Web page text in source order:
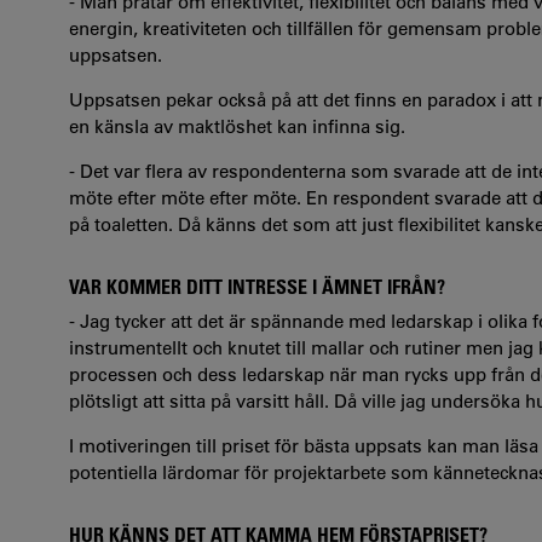
energin, kreativiteten och tillfällen för gemensam
uppsatsen.
Uppsatsen pekar också på att det finns en paradox i
en känsla av maktlöshet kan infinna sig.
- Det var flera av respondenterna som svarade att de
möte efter möte efter möte. En respondent svarade att
på toaletten. Då känns det som att just flexibilitet
VAR KOMMER DITT INTRESSE I ÄMNET IFRÅN?
- Jag tycker att det är spännande med ledarskap i
instrumentellt och knutet till mallar och rutiner men
processen och dess ledarskap när man rycks upp från
plötsligt att sitta på varsitt håll. Då ville jag undersöka
I motiveringen till priset för bästa uppsats kan man
potentiella lärdomar för projektarbete som
HUR KÄNNS DET ATT KAMMA HEM FÖRSTAPRISET?